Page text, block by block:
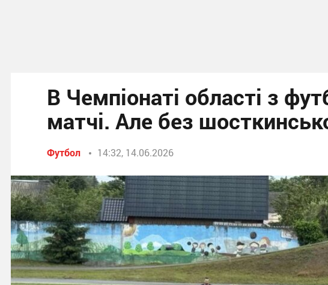
В Чемпіонаті області з
матчі. Але без
Футбол 14:32, 14.06.2026